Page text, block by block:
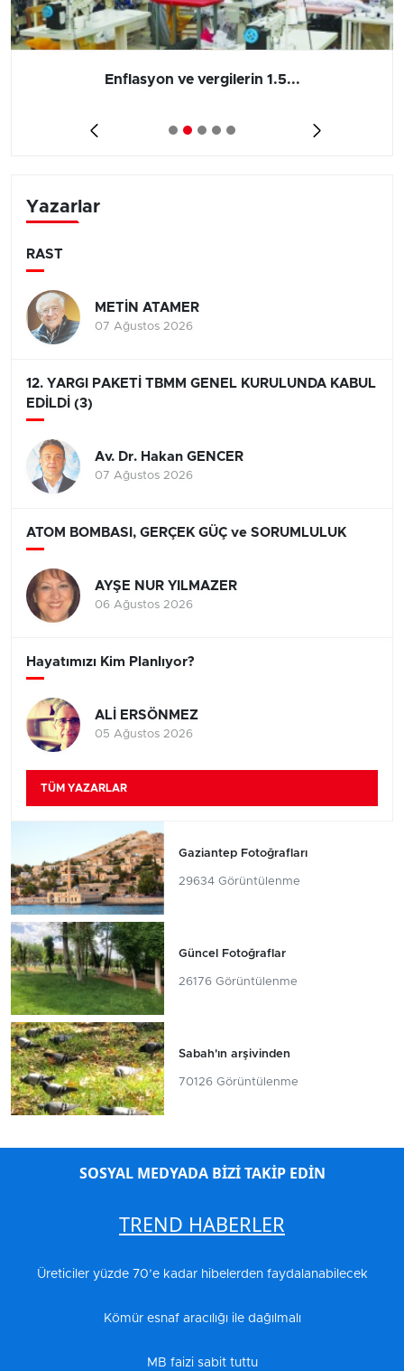
Enflasyon ve vergilerin 1.5...
Yazarlar
RAST
METİN ATAMER
07 Ağustos 2026
12. YARGI PAKETİ TBMM GENEL KURULUNDA KABUL
EDİLDİ (3)
Av. Dr. Hakan GENCER
07 Ağustos 2026
ATOM BOMBASI, GERÇEK GÜÇ ve SORUMLULUK
AYŞE NUR YILMAZER
06 Ağustos 2026
Hayatımızı Kim Planlıyor?
ALİ ERSÖNMEZ
05 Ağustos 2026
TÜM YAZARLAR
Gaziantep Fotoğrafları
29634 Görüntülenme
Güncel Fotoğraflar
26176 Görüntülenme
Sabah'ın arşivinden
70126 Görüntülenme
SOSYAL MEDYADA BİZİ TAKİP EDİN
TREND HABERLER
Üreticiler yüzde 70’e kadar hibelerden faydalanabilecek
Kömür esnaf aracılığı ile dağılmalı
MB faizi sabit tuttu